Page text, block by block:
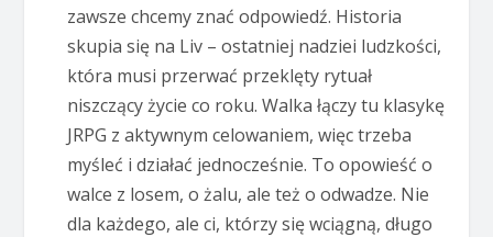
zawsze chcemy znać odpowiedź. Historia
skupia się na Liv – ostatniej nadziei ludzkości,
która musi przerwać przeklęty rytuał
niszczący życie co roku. Walka łączy tu klasykę
JRPG z aktywnym celowaniem, więc trzeba
myśleć i działać jednocześnie. To opowieść o
walce z losem, o żalu, ale też o odwadze. Nie
dla każdego, ale ci, którzy się wciągną, długo